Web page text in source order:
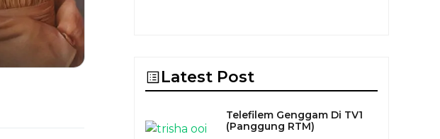
Latest Post
Telefilem Genggam Di TV1
(Panggung RTM)